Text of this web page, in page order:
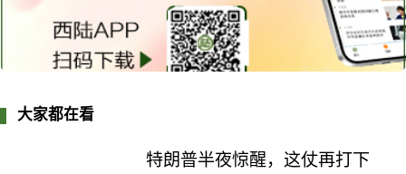
大家都在看
特朗普半夜惊醒，这仗再打下